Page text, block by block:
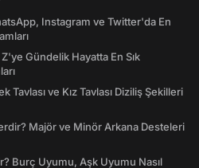
Instagram ve Twitter'da En
Gündelik Hayatta En Sık
Tavlası ve Kız Tavlası Diziliş Şekilleri
Majör ve Minör Arkana Desteleri
Burç Uyumu, Aşk Uyumu Nasıl